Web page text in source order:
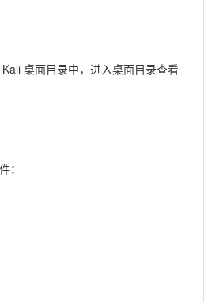
桌面目录中，进入桌面目录查看
：